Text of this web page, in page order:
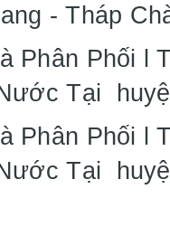
- Tháp
Phân Phối l
Tại
Phân Phối l
Tại